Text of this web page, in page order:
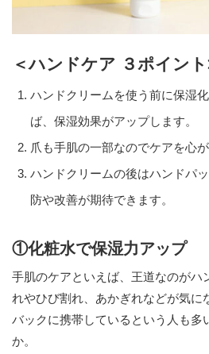
＜ハンドケア ３ポイン
ハンドクリームを使う前に保湿
ば、保湿効果がアップします。
爪も手肌の一部なのでケアを心が
ハンドクリームの後はハンドパ
防や改善が期待できます。
①化粧水で保湿力アップ
手肌のケアといえば、王道なのがハ
れやひび割れ、あかぎれなどが気に
バックに携帯しているという人も多
か。